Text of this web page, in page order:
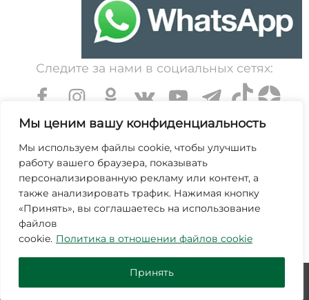
Мы ценим вашу конфиденциальность
Мы используем файлы cookie, чтобы улучшить
работу вашего браузера, показывать
персонализированную рекламу или контент, а
также анализировать трафик. Нажимая кнопку
«Принять», вы соглашаетесь на использование
файлов
cookie. Политика в отношении файлов cookie
Принять
Следите за нами в социальных сетях:
УНП 600203065. Свидетельство о государственной
регистрации № 364 от 7 декабря 1999 выдано
Минским областным исполнительным комитетом.
Зарегистрирован в торговом реестре Республики
Беларусь №463845 от 25 октября 2019г.
© ЗАО "Молодечномебель" 2026
Дизайн и продвижение -SmartVostok